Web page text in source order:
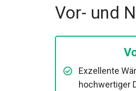
Vor- und
Exzellente
hochwertiger